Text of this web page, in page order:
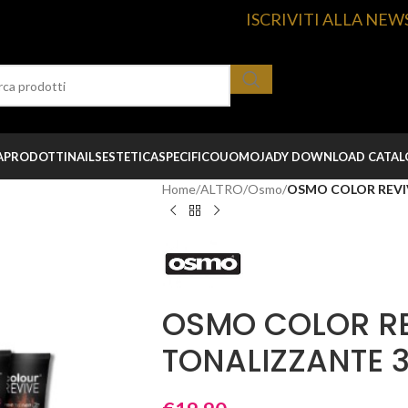
ISCRIVITI ALLA
PRODOTTINAILSESTETICASPECIFICOUOMOJADY DOWNLOAD
Home/ALTRO/Osmo/OSMO COLOR
OSMO COLOR
TONALIZZANTE